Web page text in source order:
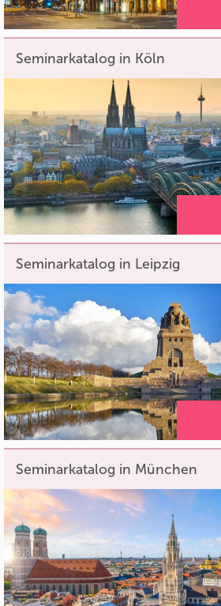
Seminarkatalog in Köln
Seminarkatalog in Leipzig
Seminarkatalog in München